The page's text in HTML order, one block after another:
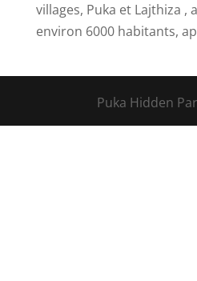
villages, Puka et Lajthiza ,
environ 6000 habitants,
Puka Hidden